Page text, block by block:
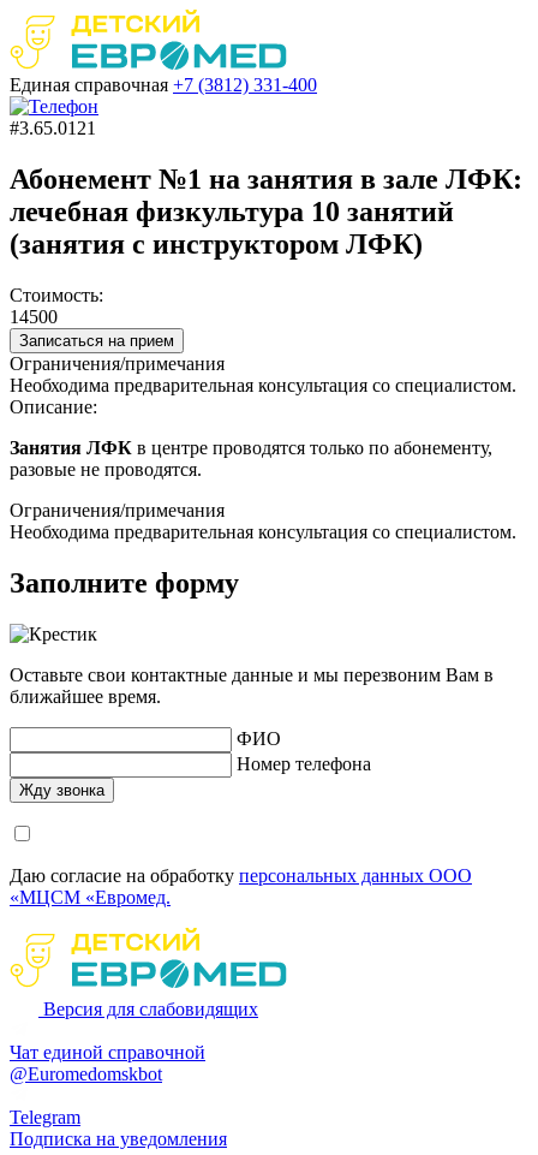
Единая справочная +7 (3812) 331-400
#3.65.0121
Абонемент №1 на занятия в зале ЛФК:
лечебная физкультура 10 занятий
(занятия с инструктором ЛФК)
Стоимость:
14500
Записаться на прием
Ограничения/примечания
Необходима предварительная консультация со специалистом.
Описание:
Занятия ЛФК в центре проводятся только по абонементу,
разовые не проводятся.
Ограничения/примечания
Необходима предварительная консультация со специалистом.
Заполните форму
Оставьте свои контактные данные и мы перезвоним Вам в
ближайшее время.
ФИО
Номер телефона
Даю согласие на обработку персональных данных ООО
«МЦСМ «Евромед.
Версия для слабовидящих
Чат единой справочной
@Euromedomskbot
Telegram
Подписка на уведомления